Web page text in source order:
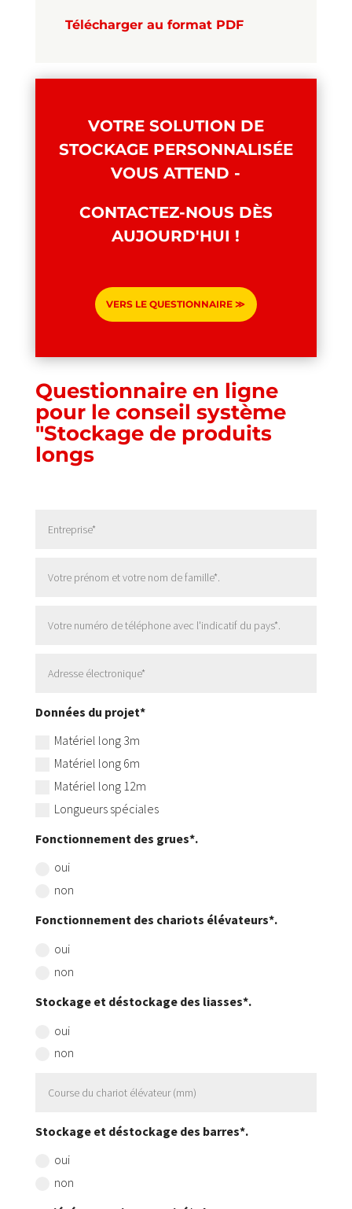
Télécharger au format PDF
VOTRE SOLUTION DE
STOCKAGE PERSONNALISÉE
VOUS ATTEND -
CONTACTEZ-NOUS DÈS
AUJOURD'HUI !
VERS LE QUESTIONNAIRE ≫
Questionnaire en ligne
pour le conseil système
"Stockage de produits
longs
Données du projet*
Matériel long 3m
Matériel long 6m
Matériel long 12m
Longueurs spéciales
Fonctionnement des grues*.
oui
non
Fonctionnement des chariots élévateurs*.
oui
non
Stockage et déstockage des liasses*.
oui
non
Stockage et déstockage des barres*.
oui
non